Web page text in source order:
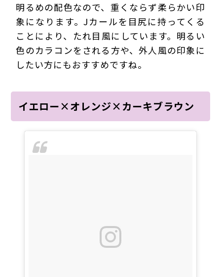
明るめの配色なので、重くならず柔らかい印
象になります。Jカールを目尻に持ってくる
ことにより、たれ目風にしています。明るい
色のカラコンをされる方や、外人風の印象に
したい方にもおすすめですね。
イエロー×オレンジ×カーキブラウン